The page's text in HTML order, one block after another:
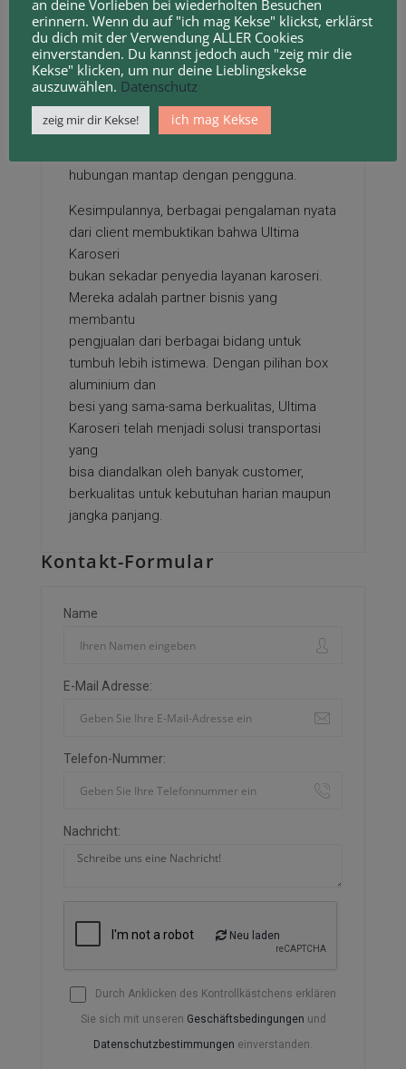
membantu dengan cepat dan profesional.
Banyak
client yang mengatakan bahwa inilah nilai
lebih dari Ultima, yaitu dukungan jangka
panjang setelah produk selesai dibuat.
Mereka tidak hanya menjual box, tetapi juga
hubungan mantap dengan pengguna.
Kesimpulannya, berbagai pengalaman nyata
dari client membuktikan bahwa Ultima
Karoseri
bukan sekadar penyedia layanan karoseri.
Mereka adalah partner bisnis yang
membantu
pengjualan dari berbagai bidang untuk
tumbuh lebih istimewa. Dengan pilihan box
aluminium dan
besi yang sama-sama berkualitas, Ultima
Karoseri telah menjadi solusi transportasi
yang
bisa diandalkan oleh banyak customer,
berkualitas untuk kebutuhan harian maupun
jangka panjang.
Kontakt-Formular
Name
E-Mail Adresse:
Telefon-Nummer:
Nachricht:
Neu laden
Durch Anklicken des Kontrollkästchens erklären
Sie sich mit unseren Geschäftsbedingungen und
Datenschutzbestimmungen einverstanden.
an deine Vorlieben bei wiederholten Besuchen
erinnern. Wenn du auf "ich mag Kekse" klickst, erklärst
du dich mit der Verwendung ALLER Cookies
einverstanden. Du kannst jedoch auch "zeig mir die
Kekse" klicken, um nur deine Lieblingskekse
auszuwählen. Datenschutz
zeig mir dir Kekse! ich mag Kekse